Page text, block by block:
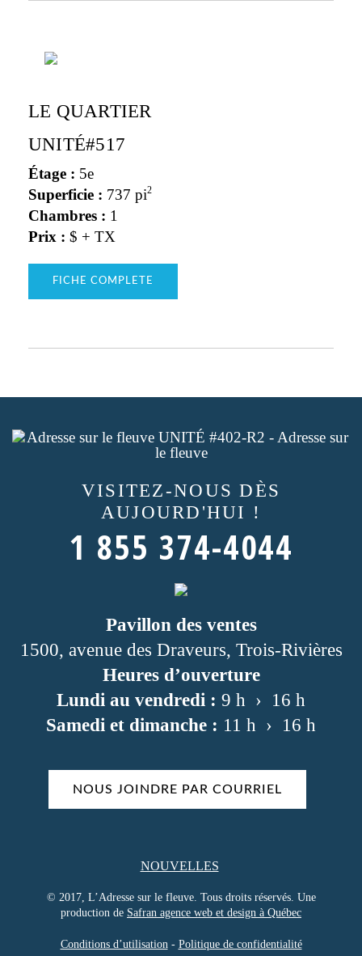
LE QUARTIER
UNITÉ#517
Étage : 5e
Superficie : 737 pi2
Chambres : 1
Prix : $ + TX
FICHE COMPLETE
VISITEZ-NOUS DÈS
AUJOURD'HUI !
1 855 374-4044
Pavillon des ventes
1500, avenue des Draveurs, Trois-Rivières
Heures d’ouverture
Lundi au vendredi : 9 h › 16 h
Samedi et dimanche : 11 h › 16 h
NOUS JOINDRE PAR COURRIEL
NOUVELLES
© 2017, L’Adresse sur le fleuve. Tous droits réservés. Une
production de Safran agence web et design à Québec
Conditions d’utilisation- Politique de confidentialité